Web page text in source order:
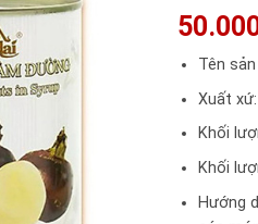
Tên
Xuất
Khối
Khối
Hướng